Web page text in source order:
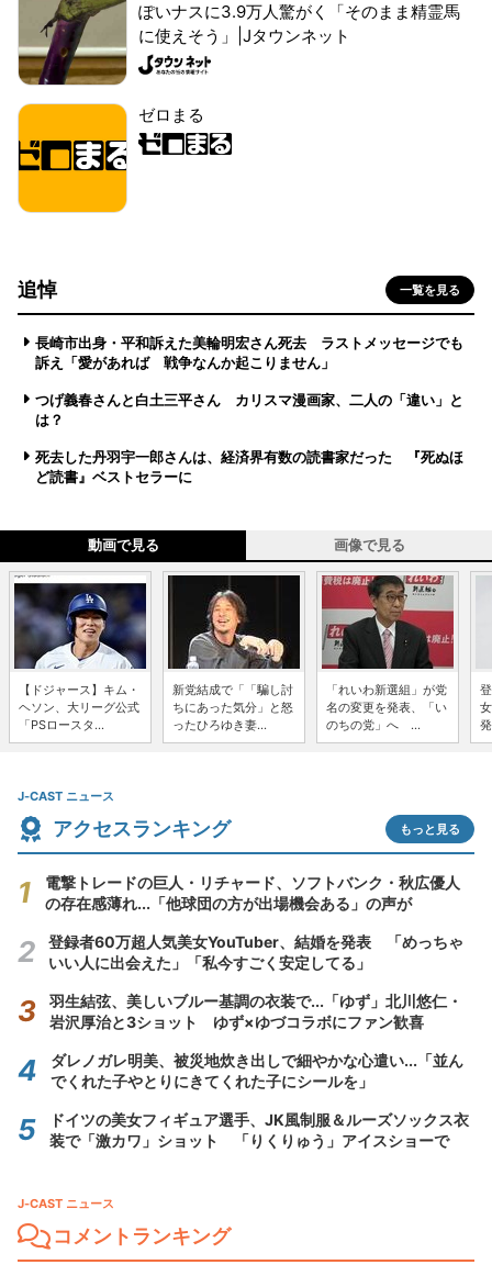
ぽいナスに3.9万人驚がく「そのまま精霊馬
に使えそう」|Jタウンネット
ゼロまる
追悼 一覧を見る
長崎市出身・平和訴えた美輪明宏さん死去 ラストメッセージでも
訴え「愛があれば 戦争なんか起こりません」
つげ義春さんと白土三平さん カリスマ漫画家、二人の「違い」と
は？
死去した丹羽宇一郎さんは、経済界有数の読書家だった 『死ぬほ
ど読書』ベストセラーに
動画で見る 画像で見る
【ドジャース】キム・
ヘソン、大リーグ公式
「PSロースタ...
新党結成で「「騙し討
ちにあった気分」と怒
ったひろゆき妻...
「れいわ新選組」が党
名の変更を発表、「い
のちの党」へ ...
J-CAST ニュース
アクセスランキング もっと見る
電撃トレードの巨人・リチャード、ソフトバンク・秋広優人
の存在感薄れ...「他球団の方が出場機会ある」の声が
登録者60万超人気美女YouTuber、結婚を発表 「めっちゃ
いい人に出会えた」「私今すごく安定してる」
羽生結弦、美しいブルー基調の衣装で...「ゆず」北川悠仁・
岩沢厚治と3ショット ゆず×ゆづコラボにファン歓喜
ダレノガレ明美、被災地炊き出しで細やかな心遣い...「並ん
でくれた子やとりにきてくれた子にシールを」
ドイツの美女フィギュア選手、JK風制服＆ルーズソックス衣
装で「激カワ」ショット 「りくりゅう」アイスショーで
J-CAST ニュース
コメントランキング